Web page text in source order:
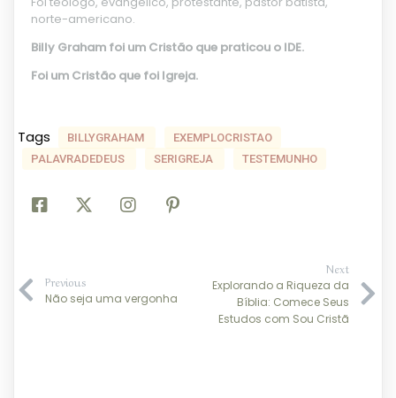
norte-americano.
Billy Graham foi um Cristão que praticou o IDE.
Foi um Cristão que foi Igreja.
Tags BILLYGRAHAM
EXEMPLOCRISTAO
PALAVRADEDEUS
SERIGREJA TESTEMUNHO
Previous
Não seja uma vergonha
Next
Explorando a Riqueza da
Bíblia: Comece Seus
Estudos com Sou Cristã